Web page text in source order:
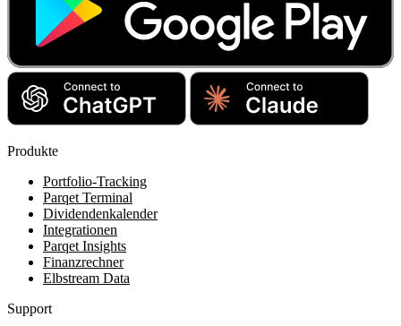
Produkte
Portfolio-Tracking
Parqet Terminal
Dividendenkalender
Integrationen
Parqet Insights
Finanzrechner
Elbstream Data
Support